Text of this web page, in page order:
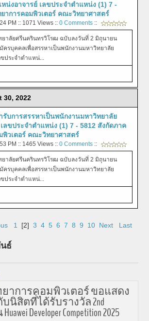
น่งอาจารย์ เลขประจำตำแหน่ง (1) 7 -
าการคอมพิวเตอร์ คณะวิทยาศาสตร์
PM :: 1071 Views :: 0 Comments::
าลัยศรีนครินทรวิโรฒ ฉบับลงวันที่ 2 มิถุนายน
มัครบุคคลเพื่อสรรหาเป็นพนักงานมหาวิทยาลัย
ประจำตำแหน่...
30, 2022
รับการสรรหาเป็นพนักงานมหาวิทยาลัย
ลขประจำตำแหน่ง (1) 7 - 5812 สังกัดภาค
พิวเตอร์ คณะวิทยาศาสตร์
PM :: 1465 Views :: 0 Comments::
าลัยศรีนครินทรวิโรฒ ฉบับลงวันที่ 2 มิถุนายน
มัครบุคคลเพื่อสรรหาเป็นพนักงานมหาวิทยาลัย
ประจำตำแหน่...
1 [2] 3 4 5 6 7 8 9 10 Next Last
ธ์
าการคอมพิวเตอร์ ขอแสดง
นิสิตที่ได้รับรางวัล 2nd
Developer Competition 2025